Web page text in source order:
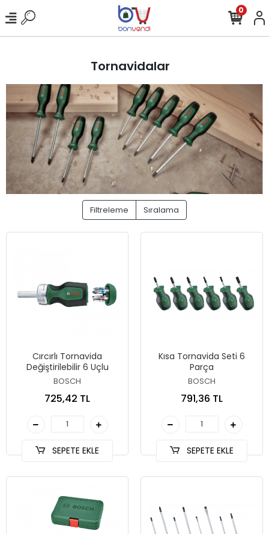
0
Tornavidalar
Filtreleme Sıralama
Cırcırlı Tornavida
Değiştirilebilir 6 Uçlu
BOSCH
725,42 TL
SEPETE EKLE
Kısa Tornavida Seti 6
Parça
BOSCH
791,36 TL
SEPETE EKLE